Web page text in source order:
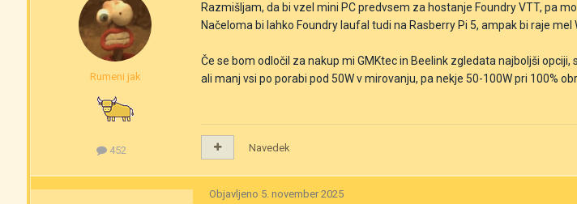
Rumeni jak
452
Razmišljam, da bi vzel mini PC predvsem za hostanje Foundry VTT, pa
Načeloma bi lahko Foundry laufal tudi na Rasberry Pi 5, ampak bi raje mel
Če se bom odločil za nakup mi GMKtec in Beelink zgledata najboljši
ali manj vsi po porabi pod 50W v mirovanju, pa nekje 50-100W pri 100%
Navedek
Objavljeno 5. november 2025